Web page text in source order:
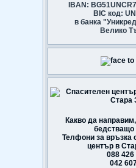
IBAN:
BIC код:
в банка
Велико
Какво да
бедстващо
Телфони за връзка
център в
088 426
042